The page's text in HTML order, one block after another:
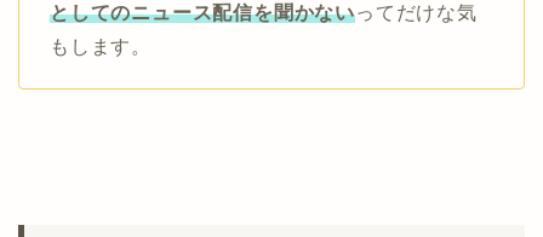
としてのニュース配信を聞かないってだけな気
もします。